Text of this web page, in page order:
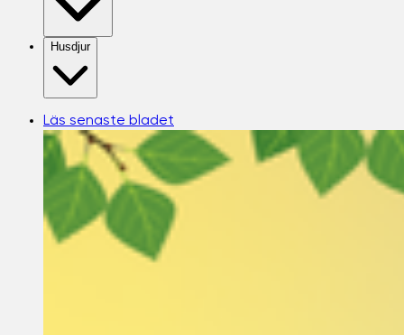
Husdjur
Läs senaste bladet